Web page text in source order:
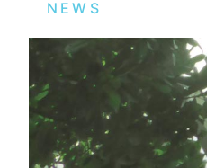
NEWS